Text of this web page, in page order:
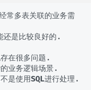
常多表关联的业务需
还是比较良好的.
存在很多问题.
业务逻辑场景.
是使用SQL进行处理.